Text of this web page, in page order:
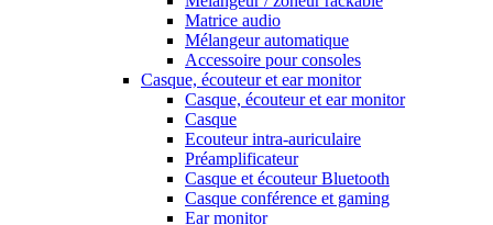
Matrice audio
Mélangeur automatique
Accessoire pour consoles
Casque, écouteur et ear monitor
Casque, écouteur et ear monitor
Casque
Ecouteur intra-auriculaire
Préamplificateur
Casque et écouteur Bluetooth
Casque conférence et gaming
Ear monitor